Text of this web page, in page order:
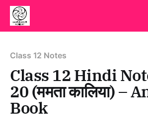
Class 12 Notes
Class 12 Hindi
20 (ममता कालिया) –
Book